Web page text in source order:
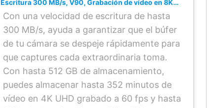
Escritura 300 MB/s, V90, Grabación de vídeo en 8K
cinematográfica
Con una velocidad de escritura de hasta
300 MB/s, ayuda a garantizar que el búfer
de tu cámara se despeje rápidamente para
que captures cada extraordinaria toma.
Con hasta 512 GB de almacenamiento,
puedes almacenar hasta 352 minutos de
vídeo en 4K UHD grabado a 60 fps y hasta